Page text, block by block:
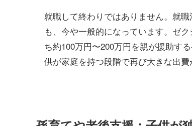
就職して終わりではありません。就
も、今や一般的になっています。ゼ
ち約100万円〜200万円を親が援助す
供が家庭を持つ段階で再び大きな出費